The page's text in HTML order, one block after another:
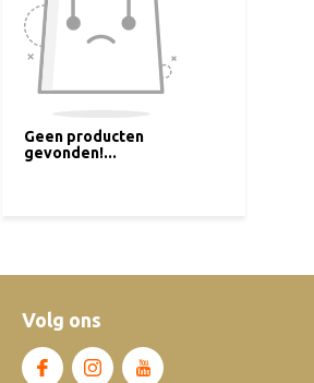
Geen producten
gevonden!...
Volg ons